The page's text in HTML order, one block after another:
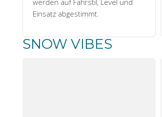
werden auf Fahrstil, Level und
Einsatz abgestimmt.
SNOW VIBES